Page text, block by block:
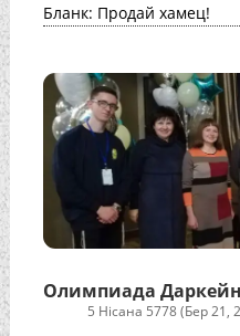
Бланк: Продай хамец!
Олимпиада
5 Нісана 5778 (Бер 21,